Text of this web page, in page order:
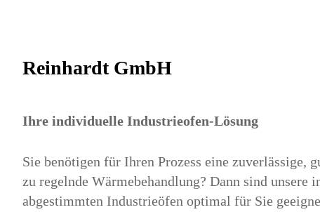
Reinhardt GmbH
Ihre individuelle Industrieofen-Lösung
Sie benötigen für Ihren Prozess eine zuverlässige,
zu regelnde Wärmebehandlung? Dann sind unsere
abgestimmten Industrieöfen optimal für Sie